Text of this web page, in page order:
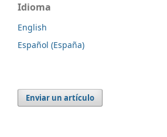
Idioma
English
Español (España)
Enviar un artículo